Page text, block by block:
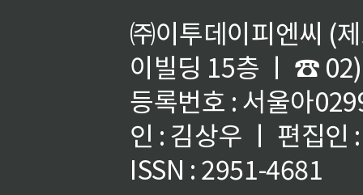
㈜이투데이피엔씨 (
이빌딩 15층 ㅣ ☎
등록번호 : 서울아
인 : 김상우 ㅣ 편집인
ISSN : 2951-4681